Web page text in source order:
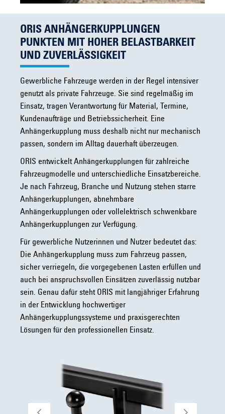
ORIS ANHÄNGERKUPPLUNGEN
PUNKTEN MIT HOHER BELASTBARKEIT
UND ZUVERLÄSSIGKEIT
Gewerbliche Fahrzeuge werden in der Regel intensiver
genutzt als private Fahrzeuge. Sie sind regelmäßig im
Einsatz, tragen Verantwortung für Material, Termine,
Kundenaufträge und Betriebssicherheit. Eine
Anhängerkupplung muss deshalb nicht nur mechanisch
passen, sondern im Alltag dauerhaft überzeugen.
ORIS entwickelt Anhängerkupplungen für zahlreiche
Fahrzeugmodelle und unterschiedliche Einsatzbereiche.
Je nach Fahrzeug, Branche und Nutzung stehen starre
Anhängerkupplungen, abnehmbare
Anhängerkupplungen oder vollelektrisch schwenkbare
Anhängerkupplungen zur Verfügung.
Für gewerbliche Nutzerinnen und Nutzer bedeutet das:
Die Anhängerkupplung muss zum Fahrzeug passen,
sicher verriegeln, die vorgegebenen Lasten erfüllen und
auch bei anspruchsvollen Einsätzen zuverlässig nutzbar
sein. Genau dafür steht ORIS mit langjähriger Erfahrung
in der Entwicklung hochwertiger
Anhängerkupplungssysteme und praxisgerechten
Lösungen für den professionellen Einsatz.